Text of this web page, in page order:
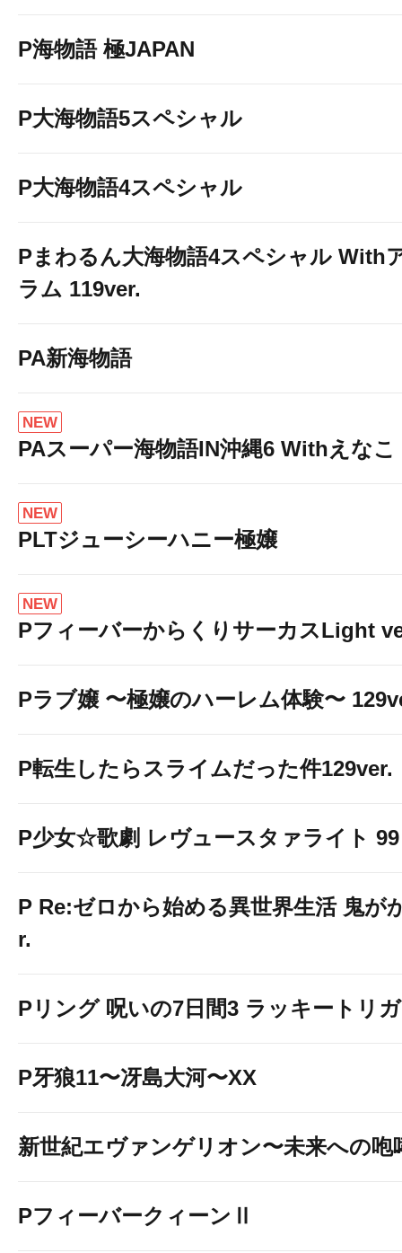
P海物語 極JAPAN
P大海物語5スペシャル
P大海物語4スペシャル
Pまわるん大海物語4スペシャル With
ラム 119ver.
PA新海物語
NEW
PAスーパー海物語IN沖縄6 Withえなこ
NEW
PLTジューシーハニー極嬢
NEW
PフィーバーからくりサーカスLight
Pラブ嬢 〜極嬢のハーレム体験〜
P転生したらスライムだった件129ver.
P少女☆歌劇 レヴュースタァライト 99
P Re:ゼロから始める異世界生活 鬼が
r.
Pリング 呪いの7日間3 ラッキートリ
P牙狼11〜冴島大河〜XX
新世紀エヴァンゲリオン〜未来への咆
PフィーバークィーンⅡ